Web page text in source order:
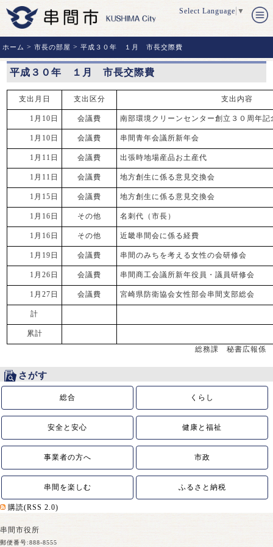
Select Language ▼
ホーム >市長の部屋 >平成３０年 １月 市長交際費
平成３０年 １月 市長交際費
支出月日 支出区分 支出内容
1月10日 会議費 南部環境クリーンセンター創立３０周年記
1月10日 会議費 串間青年会議所新年会
1月11日 会議費 出張時地場産品お土産代
1月11日 会議費 地方創生に係る意見交換会
1月15日 会議費 地方創生に係る意見交換会
1月16日 その他 名刺代（市長）
1月16日 その他 近畿串間会に係る経費
1月19日 会議費 串間のみちを考える女性の会研修会
1月26日 会議費 串間商工会議所新年役員・議員研修会
1月27日 会議費 宮崎県防衛協会女性部会串間支部総会
計
累計
総務課 秘書広報係
さがす
総合 くらし
安全と安心 健康と福祉
事業者の方へ 市政
串間を楽しむ ふるさと納税
購読(RSS 2.0)
串間市役所
郵便番号:888-8555